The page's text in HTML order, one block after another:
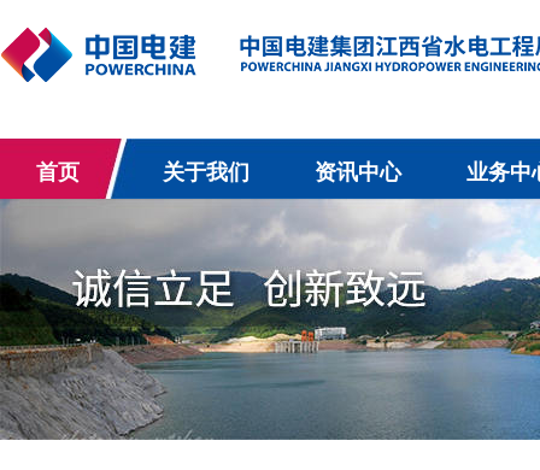
首页 关于我们 资讯中心 业务中